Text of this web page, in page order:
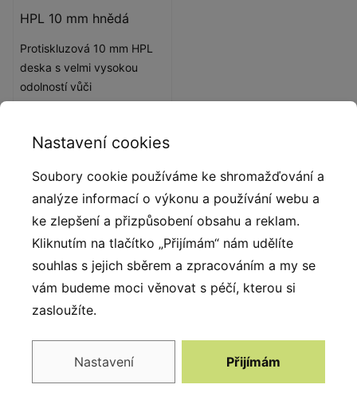
HPL 10 mm hnědá
Protiskluzová 10 mm HPL
deska s velmi vysokou
odolností vůči
povětrnostním podmínkám
Popis produktu
Jedinečný mobiliář a příslušenství skrývá řada
Urbaniq. Díky neobvyklému designu, barvám a
minimalistickému tvaru je mobiliář řady Urbaniq
skutečným poutačem pozornosti. Skvěle se bude
dětská hřiště, odpočinkové a volnočasové
zóny. Mobiliář je vytvořen z nejkvalitnějších materiálů
Nastavení cookies
Soubory cookie používáme ke shromažďování a
analýze informací o výkonu a používání webu a
ke zlepšení a přizpůsobení obsahu a reklam.
Kliknutím na tlačítko „Přijímám“ nám udělíte
souhlas s jejich sběrem a zpracováním a my se
vám budeme moci věnovat s péčí, kterou si
zasloužíte.
Nastavení Přijímám